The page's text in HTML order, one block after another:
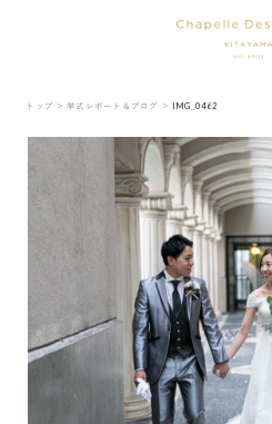
トップ ＞ 挙式レポート＆ブログ ＞ IMG_0462